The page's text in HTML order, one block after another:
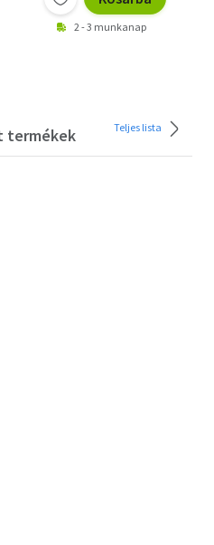
2 - 3 munkanap
termékek Teljes lista